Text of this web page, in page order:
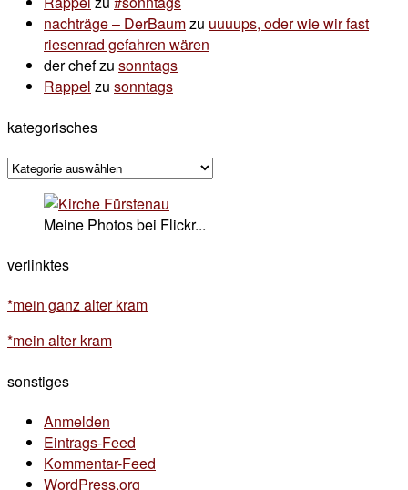
nachträge – DerBaumzu uuuups, oder wie wir fast
riesenrad gefahren wären
der chefzu sonntags
Rappel zu sonntags
kategorisches
kategorisches
Meine Photos bei Flickr...
verlinktes
*mein ganz alter kram
*mein alter kram
sonstiges
Anmelden
Eintrags-Feed
Kommentar-Feed
WordPress.org